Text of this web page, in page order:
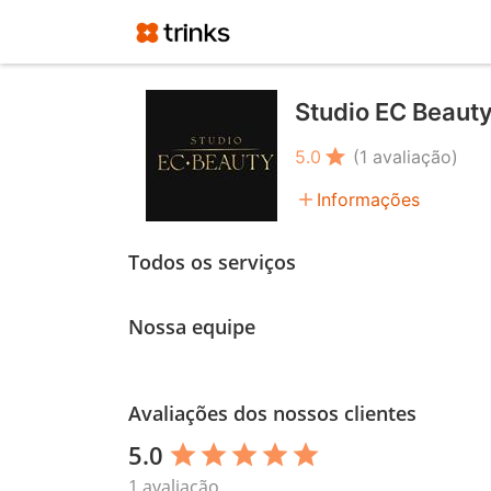
Studio EC
5.0 star (1 avaliação)
add Informações
Todos os serviços
Nossa equipe
Avaliações dos nossos clientes
5.0 star star star star star
1 avaliação